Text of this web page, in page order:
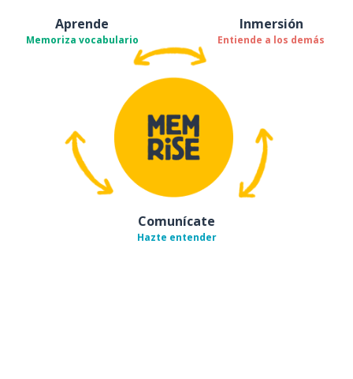
Aprende
Memoriza vocabulario
Inmersión
Entiende a los demás
Comunícate
Hazte entender